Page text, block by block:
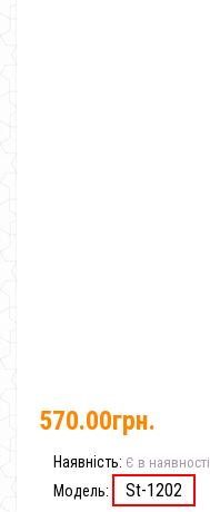
570.00грн.
Наявність: Є в наявності
Модель: St-1202